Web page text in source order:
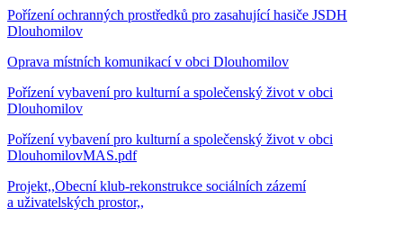
Pořízení ochranných prostředků pro zasahující hasiče JSDH
Dlouhomilov
Oprava místních komunikací v obci Dlouhomilov
Pořízení vybavení pro kulturní a společenský život v obci
Dlouhomilov
Pořízení vybavení pro kulturní a společenský život v obci
DlouhomilovMAS.pdf
Projekt,,Obecní klub-rekonstrukce sociálních zázemí
a uživatelských prostor,,